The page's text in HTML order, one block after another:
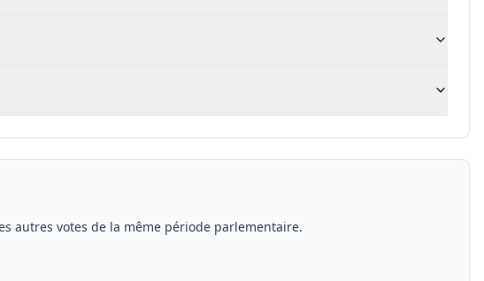
autres votes de la même période parlementaire.